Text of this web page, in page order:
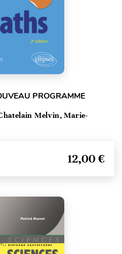
PROGRAMME
Melvin, Marie-
12,00 €